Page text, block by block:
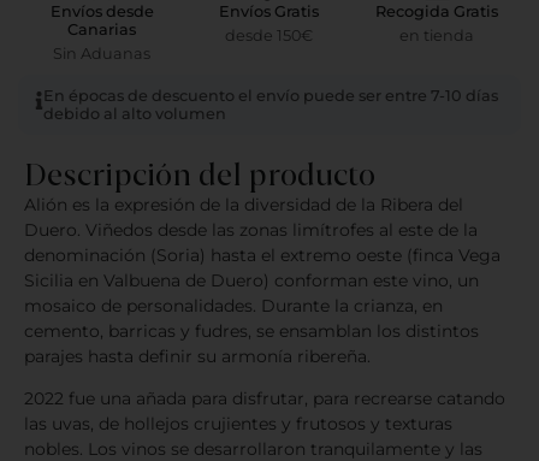
Envíos desde
Canarias
Sin Aduanas
Envíos Gratis
desde 150€
Recogida Gratis
en tienda
En épocas de descuento el envío puede ser entre 7-10 días
debido al alto volumen
Descripción del producto
Alión es la expresión de la diversidad de la Ribera del
Duero. Viñedos desde las zonas limítrofes al este de la
denominación (Soria) hasta el extremo oeste (finca Vega
Sicilia en Valbuena de Duero) conforman este vino, un
mosaico de personalidades. Durante la crianza, en
cemento, barricas y fudres, se ensamblan los distintos
parajes hasta definir su armonía ribereña.
2022 fue una añada para disfrutar, para recrearse catando
las uvas, de hollejos crujientes y frutosos y texturas
nobles. Los vinos se desarrollaron tranquilamente y las